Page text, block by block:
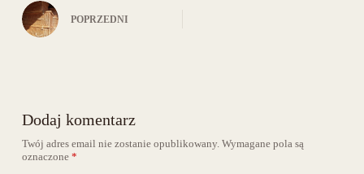
POPRZEDNI
Dodaj komentarz
Twój adres email nie zostanie opublikowany. Wymagane pola są
oznaczone *